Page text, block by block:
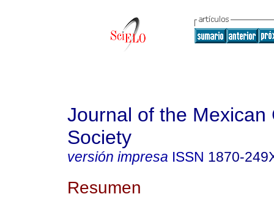
Journal of the Mexican
Society
versión impresa ISSN 1870-
Resumen